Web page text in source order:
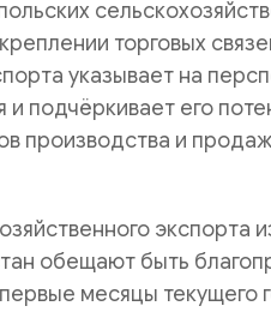
торговых
указывает на
и подчёркивает его
производства и
экспорта
обещают быть
месяцы текущего